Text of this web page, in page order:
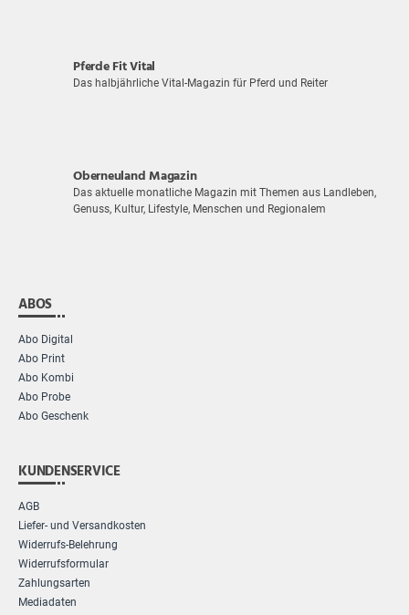
Pferde Fit Vital
Das halbjährliche Vital-Magazin für Pferd und Reiter
Oberneuland Magazin
Das aktuelle monatliche Magazin mit Themen aus Landleben,
Genuss, Kultur, Lifestyle, Menschen und Regionalem
ABOS
Abo Digital
Abo Print
Abo Kombi
Abo Probe
Abo Geschenk
KUNDENSERVICE
AGB
Liefer- und Versandkosten
Widerrufs-Belehrung
Widerrufsformular
Zahlungsarten
Mediadaten